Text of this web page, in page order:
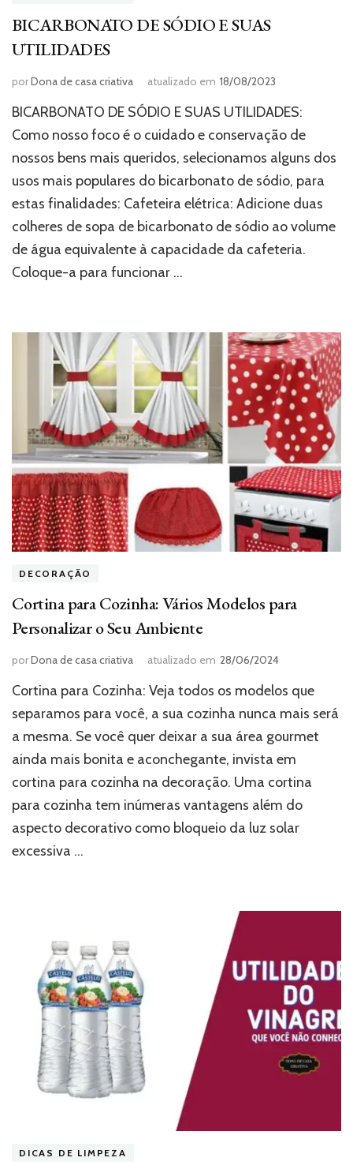
BICARBONATO DE SÓDIO E SUAS
UTILIDADES
porDona de casa criativa atualizado em 18/08/2023
BICARBONATO DE SÓDIO E SUAS UTILIDADES:
Como nosso foco é o cuidado e conservação de
nossos bens mais queridos, selecionamos alguns dos
usos mais populares do bicarbonato de sódio, para
estas finalidades: Cafeteira elétrica: Adicione duas
colheres de sopa de bicarbonato de sódio ao volume
de água equivalente à capacidade da cafeteria.
Coloque-a para funcionar …
DECORAÇÃO
Cortina para Cozinha: Vários Modelos para
Personalizar o Seu Ambiente
porDona de casa criativa atualizado em 28/06/2024
Cortina para Cozinha: Veja todos os modelos que
separamos para você, a sua cozinha nunca mais será
a mesma. Se você quer deixar a sua área gourmet
ainda mais bonita e aconchegante, invista em
cortina para cozinha na decoração. Uma cortina
para cozinha tem inúmeras vantagens além do
aspecto decorativo como bloqueio da luz solar
excessiva …
DICAS DE LIMPEZA